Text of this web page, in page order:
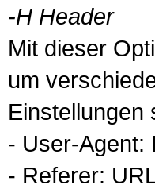
-H Header
Mit dieser
um
Einstellungen
- User-Agent:
- Referer: